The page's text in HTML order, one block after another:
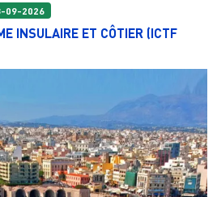
09-2026
INSULAIRE ET CÔTIER (ICTF